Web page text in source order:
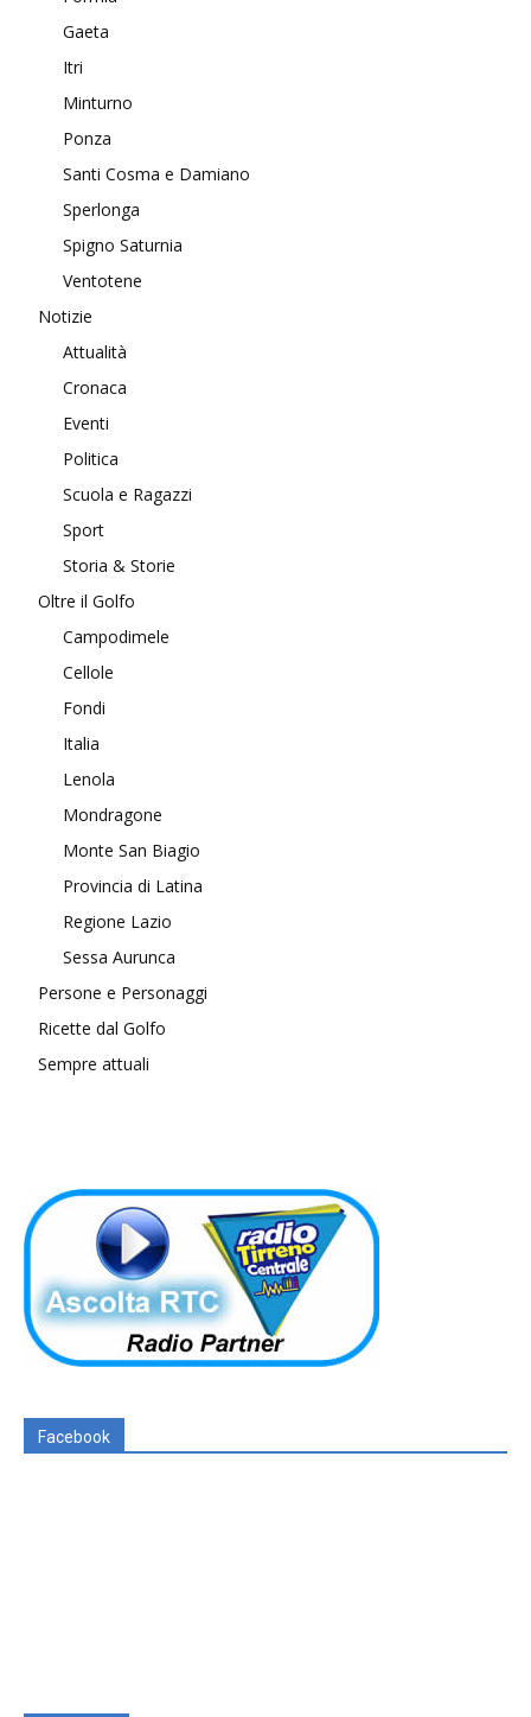
Gaeta
Itri
Minturno
Ponza
Santi Cosma e Damiano
Sperlonga
Spigno Saturnia
Ventotene
Notizie
Attualità
Cronaca
Eventi
Politica
Scuola e Ragazzi
Sport
Storia & Storie
Oltre il Golfo
Campodimele
Cellole
Fondi
Italia
Lenola
Mondragone
Monte San Biagio
Provincia di Latina
Regione Lazio
Sessa Aurunca
Persone e Personaggi
Ricette dal Golfo
Sempre attuali
Facebook